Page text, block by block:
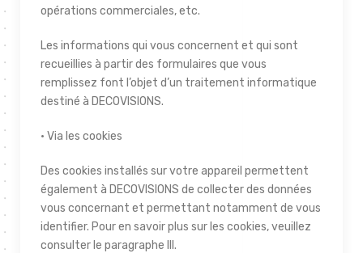
opérations commerciales, etc.
Les informations qui vous concernent et qui sont
recueillies à partir des formulaires que vous
remplissez font l’objet d’un traitement informatique
destiné à DECOVISIONS.
• Via les cookies
Des cookies installés sur votre appareil permettent
également à DECOVISIONS de collecter des données
vous concernant et permettant notamment de vous
identifier. Pour en savoir plus sur les cookies, veuillez
consulter le paragraphe III.